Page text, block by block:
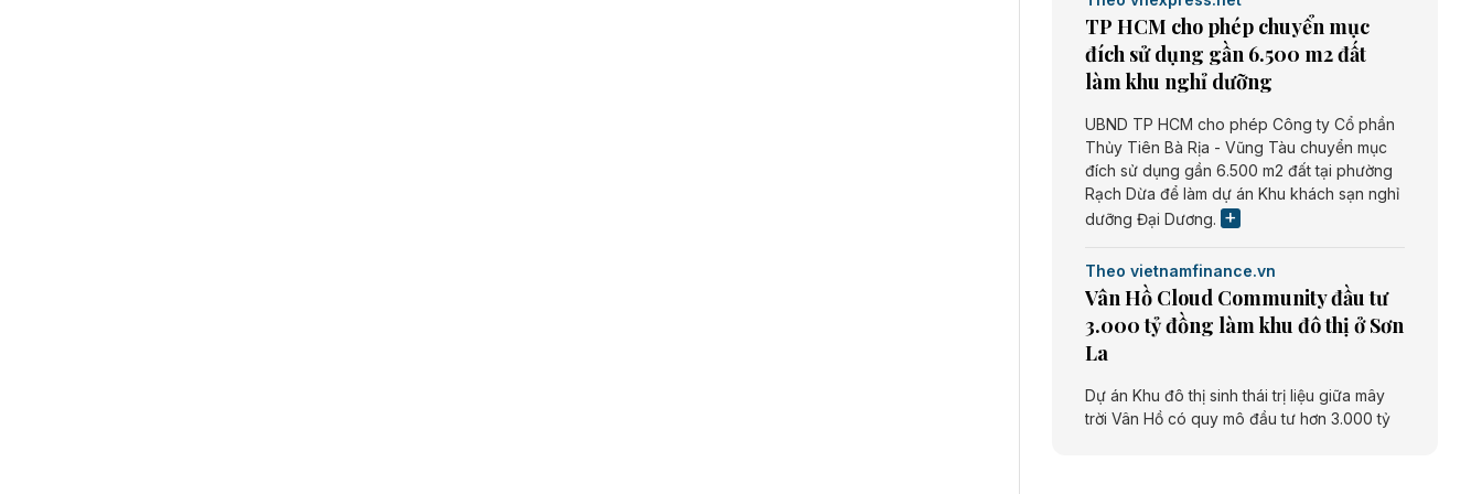
TP HCM cho phép chuyển mục
đích sử dụng gần 6.500 m2 đất
làm khu nghỉ dưỡng
UBND TP HCM cho phép Công ty Cổ phần
Thủy Tiên Bà Rịa - Vũng Tàu chuyển mục
đích sử dụng gần 6.500 m2 đất tại phường
Rạch Dừa để làm dự án Khu khách sạn nghỉ
dưỡng Đại Dương.
Theo vietnamfinance.vn
Vân Hồ Cloud Community đầu tư
3.000 tỷ đồng làm khu đô thị ở Sơn
La
Dự án Khu đô thị sinh thái trị liệu giữa mây
trời Vân Hồ có quy mô đầu tư hơn 3.000 tỷ